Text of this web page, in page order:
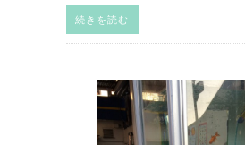
続きを読む